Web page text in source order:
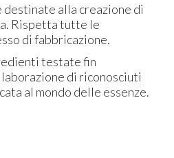
destinate alla creazione di
Rispetta tutte le
di fabbricazione.
testate fin
di riconosciuti
al mondo delle essenze.